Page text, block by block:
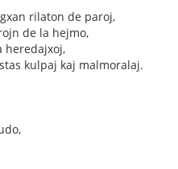
rilaton de paroj,
de la hejmo,
heredajxoj,
kulpaj kaj malmoralaj.